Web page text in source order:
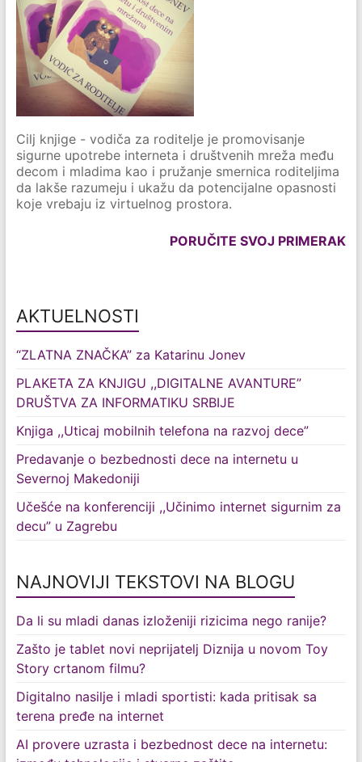
Cilj knjige - vodiča za roditelje je promovisanje
sigurne upotrebe interneta i društvenih mreža među
decom i mladima kao i pružanje smernica roditeljima
da lakše razumeju i ukažu da potencijalne opasnosti
koje vrebaju iz virtuelnog prostora.
PORUČITE SVOJ PRIMERAK
AKTUELNOSTI
“ZLATNA ZNAČKA” za Katarinu Jonev
PLAKETA ZA KNJIGU ,,DIGITALNE AVANTURE”
DRUŠTVA ZA INFORMATIKU SRBIJE
Knjiga ,,Uticaj mobilnih telefona na razvoj dece”
Predavanje o bezbednosti dece na internetu u
Severnoj Makedoniji
Učešće na konferenciji ,,Učinimo internet sigurnim za
decu” u Zagrebu
NAJNOVIJI TEKSTOVI NA BLOGU
Da li su mladi danas izloženiji rizicima nego ranije?
Zašto je tablet novi neprijatelj Diznija u novom Toy
Story crtanom filmu?
Digitalno nasilje i mladi sportisti: kada pritisak sa
terena pređe na internet
AI provere uzrasta i bezbednost dece na internetu: